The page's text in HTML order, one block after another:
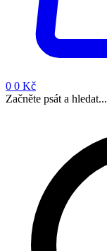
0 0 Kč
Začněte psát a hledat...